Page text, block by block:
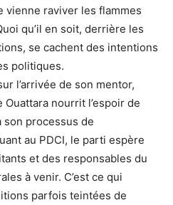
vienne raviver les flammes
qu’il en soit, derrière les
se cachent des intentions
politiques.
l’arrivée de son mentor,
Ouattara nourrit l’espoir de
processus de
au PDCI, le parti espère
et des responsables du
à venir. C’est ce qui
parfois teintées de